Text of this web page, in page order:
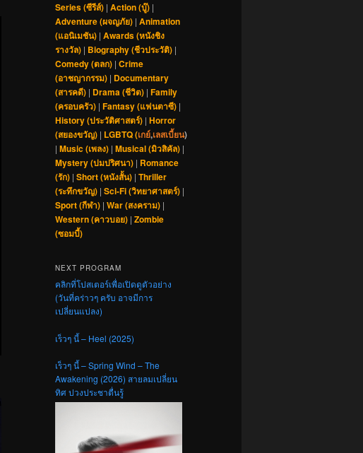
Series (ซีรีส์) | Action (บู๊) |
Adventure (ผจญภัย) | Animation
(แอนิเมชัน) | Awards (หนังชิง
รางวัล) | Biography (ชีวประวัติ) |
Comedy (ตลก) | Crime
(อาชญากรรม) | Documentary
(สารคดี) | Drama (ชีวิต) | Family
(ครอบครัว) | Fantasy (แฟนตาซี) |
History (ประวัติศาสตร์) | Horror
(สยองขวัญ) | LGBTQ (เกย์,เลสเบี้ยน)
| Music (เพลง) | Musical (มิวสิคัล) |
Mystery (ปมปริศนา) | Romance
(รัก) | Short (หนังสั้น) | Thriller
(ระทึกขวัญ) | Sci-Fi (วิทยาศาสตร์) |
Sport (กีฬา) | War (สงคราม) |
Western (คาวบอย) | Zombie
(ซอมบี้)
NEXT PROGRAM
คลิกที่โปสเตอร์เพื่อเปิดดูตัวอย่าง
(วันที่คร่าวๆ ครับ อาจมีการ
เปลี่ยนแปลง)
เร็วๆ นี้ – Heel (2025)
เร็วๆ นี้ – Spring Wind – The
Awakening (2026) สายลมเปลี่ยน
ทิศ ปวงประชาตื่นรู้